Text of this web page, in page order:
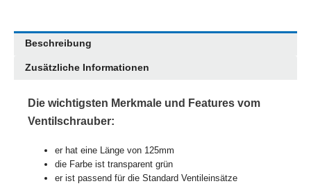
Beschreibung
Zusätzliche Informationen
Die wichtigsten Merkmale und Features vom
Ventilschrauber:
er hat eine Länge von 125mm
die Farbe ist transparent grün
er ist passend für die Standard Ventileinsätze